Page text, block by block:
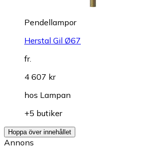
Pendellampor
Herstal Gil Ø67
fr.
4 607 kr
hos Lampan
+5 butiker
Hoppa över innehållet
Annons